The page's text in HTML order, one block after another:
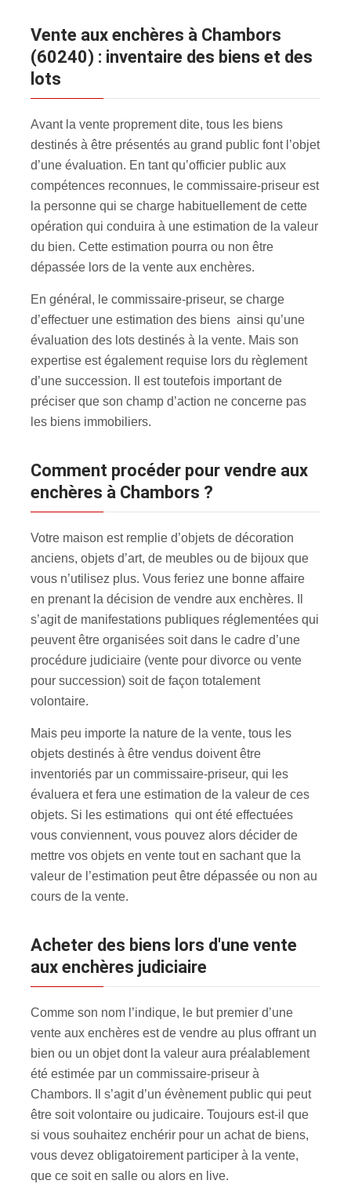
Vente aux enchères à Chambors
(60240) : inventaire des biens et des
lots
Avant la vente proprement dite, tous les biens
destinés à être présentés au grand public font l’objet
d’une évaluation. En tant qu’officier public aux
compétences reconnues, le commissaire-priseur est
la personne qui se charge habituellement de cette
opération qui conduira à une estimation de la valeur
du bien. Cette estimation pourra ou non être
dépassée lors de la vente aux enchères.
En général, le commissaire-priseur, se charge
d’effectuer une estimation des biens ainsi qu’une
évaluation des lots destinés à la vente. Mais son
expertise est également requise lors du règlement
d’une succession. Il est toutefois important de
préciser que son champ d’action ne concerne pas
les biens immobiliers.
Comment procéder pour vendre aux
enchères à Chambors ?
Votre maison est remplie d’objets de décoration
anciens, objets d’art, de meubles ou de bijoux que
vous n’utilisez plus. Vous feriez une bonne affaire
en prenant la décision de vendre aux enchères. Il
s’agit de manifestations publiques réglementées qui
peuvent être organisées soit dans le cadre d’une
procédure judiciaire (vente pour divorce ou vente
pour succession) soit de façon totalement
volontaire.
Mais peu importe la nature de la vente, tous les
objets destinés à être vendus doivent être
inventoriés par un commissaire-priseur, qui les
évaluera et fera une estimation de la valeur de ces
objets. Si les estimations qui ont été effectuées
vous conviennent, vous pouvez alors décider de
mettre vos objets en vente tout en sachant que la
valeur de l’estimation peut être dépassée ou non au
cours de la vente.
Acheter des biens lors d'une vente
aux enchères judiciaire
Comme son nom l’indique, le but premier d’une
vente aux enchères est de vendre au plus offrant un
bien ou un objet dont la valeur aura préalablement
été estimée par un commissaire-priseur à
Chambors. Il s’agit d’un évènement public qui peut
être soit volontaire ou judicaire. Toujours est-il que
si vous souhaitez enchérir pour un achat de biens,
vous devez obligatoirement participer à la vente,
que ce soit en salle ou alors en live.